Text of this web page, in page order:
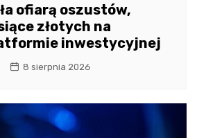
ofiarą oszustów,
złotych na
inwestycyjnej
8 sierpnia 2026